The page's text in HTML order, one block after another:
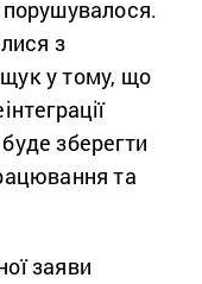
з
у тому, що
зберегти
та
заяви